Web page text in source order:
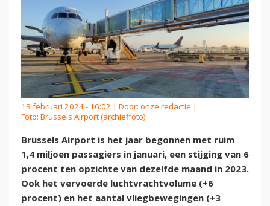
13 februari 2024 - 16:02 | Door: onze redactie |
Foto: Brussels Airport (archieffoto)
Brussels Airport is het jaar begonnen met ruim
1,4 miljoen passagiers in januari, een stijging van 6
procent ten opzichte van dezelfde maand in 2023.
Ook het vervoerde luchtvrachtvolume (+6
procent) en het aantal vliegbewegingen (+3